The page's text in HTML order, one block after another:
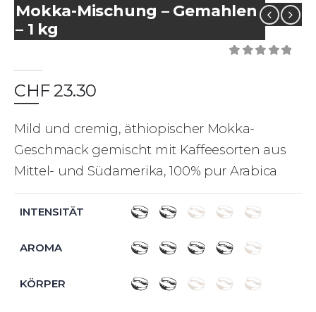
Mokka-Mischung – Gemahlen
– 1 kg
CHF23.30
Mild und cremig, äthiopischer Mokka-
Geschmack gemischt mit Kaffeesorten aus
Mittel- und Südamerika, 100% pur Arabica
INTENSITÄT
AROMA
KÖRPER